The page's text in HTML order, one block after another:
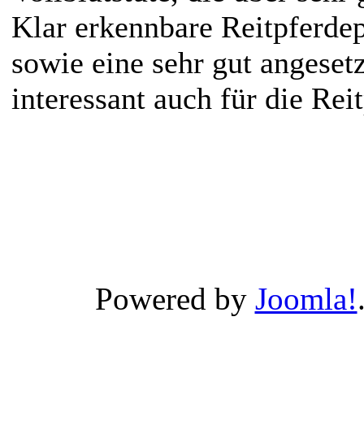
Klar erkennbare
sowie eine sehr gut
interessant auch für die
Powered by Joomla!